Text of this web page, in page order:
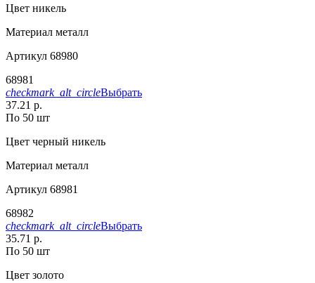
Цвет никель
Материал металл
Артикул 68980
68981
checkmark_alt_circleВыбрать
37.21 р.
По 50 шт
Цвет черный никель
Материал металл
Артикул 68981
68982
checkmark_alt_circleВыбрать
35.71 р.
По 50 шт
Цвет золото